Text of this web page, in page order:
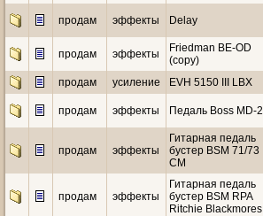
продам эффекты Delay
продам эффекты
Friedman BE-OD
(copy)
продам усиление EVH 5150 III LBX
продам эффекты Педаль Boss MD-2
продам эффекты
Гитарная педаль
бустер BSM 71/73
CM
продам эффекты
Гитарная педаль
бустер BSM RPA
Ritchie Blackmores